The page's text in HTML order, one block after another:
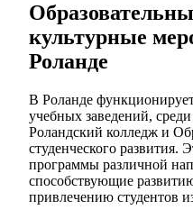
культурные
Роланде
В Роланде
учебных заведений,
Роландский колледж и
студенческого развития.
программы различной
способствующие
привлечению студентов